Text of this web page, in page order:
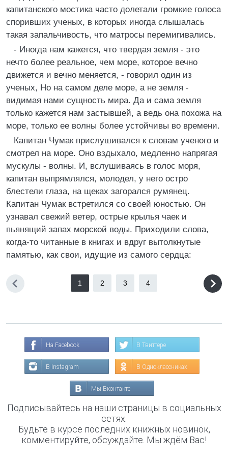
капитанского мостика часто долетали громкие голоса
споривших ученых, в которых иногда слышалась
такая запальчивость, что матросы перемигивались.
- Иногда нам кажется, что твердая земля - это
нечто более реальное, чем море, которое вечно
движется и вечно меняется, - говорил один из
ученых, Но на самом деле море, а не земля -
видимая нами сущность мира. Да и сама земля
только кажется нам застывшей, а ведь она похожа на
море, только ее волны более устойчивы во времени.
Капитан Чумак прислушивался к словам ученого и
смотрел на море. Оно вздыхало, медленно напрягая
мускулы - волны. И, вслушиваясь в голос моря,
капитан выпрямлялся, молодел, у него остро
блестели глаза, на щеках загорался румянец.
Капитан Чумак встретился со своей юностью. Он
узнавал свежий ветер, острые крылья чаек и
пьянящий запах морской воды. Приходили слова,
когда-то читанные в книгах и вдруг вытолкнутые
памятью, как свои, идущие из самого сердца:
1 2 3 4
На Facebook В Твиттере
В Instagram В Одноклассниках
Мы Вконтакте
Подписывайтесь на наши страницы в социальных
сетях.
Будьте в курсе последних книжных новинок,
комментируйте, обсуждайте. Мы ждём Вас!